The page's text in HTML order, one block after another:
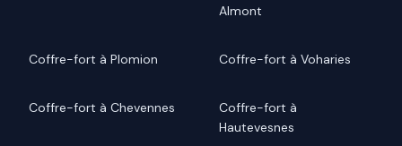
Almont
Coffre-fort à Plomion Coffre-fort à Voharies
Coffre-fort à Chevennes
Coffre-fort à
Hautevesnes